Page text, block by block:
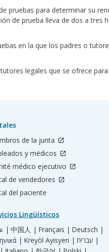
pruebas para determinar su
de prueba lleva de dos a tres
en la que los padres o
legales que se ofrece
de la junta
y médicos
médico ejecutivo
de vendedores
del paciente
Lingüísticos
عربي | 中国人 | Français | Deutsch |
| Kreyòl Ayisyen |
עברית |